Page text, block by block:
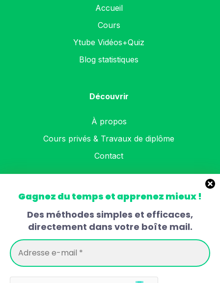
Gagnez du temps et apprenez mieux !
Des méthodes simples et efficaces,
directement dans votre boîte mail.
Accueil
Cours
Ytube Vidéos+Quiz
Blog statistiques
Découvrir
À propos
Cours privés & Travaux de diplôme
Contact
Informations
Politique de confidentialité
Politique de cookies (UE)